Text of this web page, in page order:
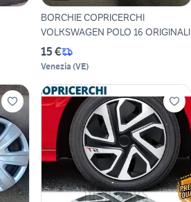
BORCHIE COPRICERCHI
VOLKSWAGEN POLO 16 ORIGINALI
15 €
Venezia (VE)